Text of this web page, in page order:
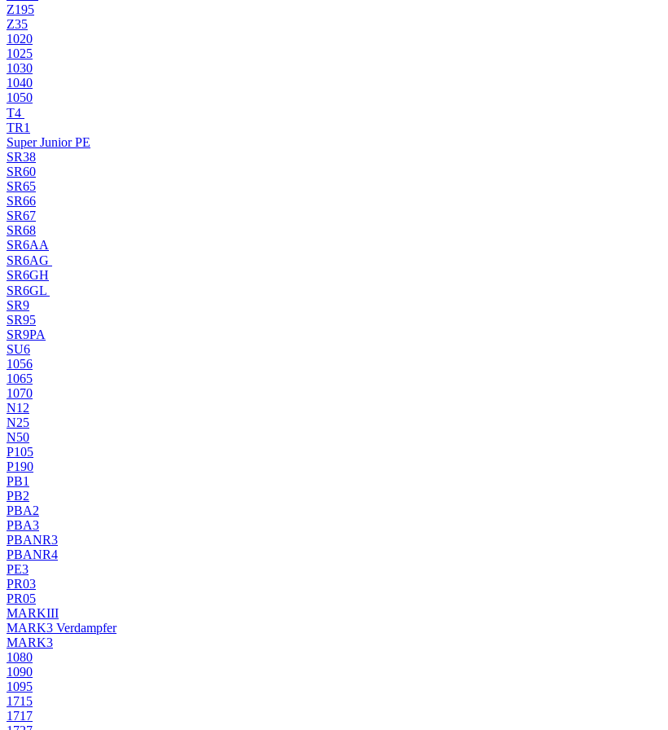
Z195
Z35
1020
1025
1030
1040
1050
T4
TR1
Super Junior PE
SR38
SR60
SR65
SR66
SR67
SR68
SR6AA
SR6AG
SR6GH
SR6GL
SR9
SR95
SR9PA
SU6
1056
1065
1070
N12
N25
N50
P105
P190
PB1
PB2
PBA2
PBA3
PBANR3
PBANR4
PE3
PR03
PR05
MARKIII
MARK3 Verdampfer
MARK3
1080
1090
1095
1715
1717